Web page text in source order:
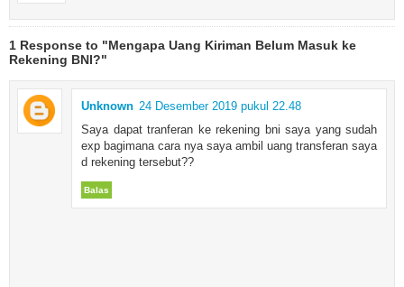
1 Response to "Mengapa Uang Kiriman Belum Masuk ke
Rekening BNI?"
Unknown 24 Desember 2019 pukul 22.48
Saya dapat tranferan ke rekening bni saya yang sudah
exp bagimana cara nya saya ambil uang transferan saya
d rekening tersebut??
Balas